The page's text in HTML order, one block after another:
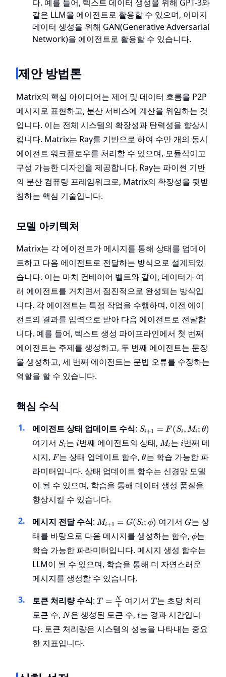
다. 예를 들어, 텍스트 데이터 생성을 위해 GPT-3와
같은 LLM을 에이전트로 활용할 수 있으며, 이미지
데이터 생성을 위해 GAN(Generative Adversarial
Network)을 에이전트로 활용할 수 있습니다.
제안 방법론
Matrix의 핵심 아이디어는 제어 및 데이터 흐름을 P2P
메시지로 표현하고, 분산 서비스에 계산을 위임하는 것
입니다. 이는 전체 시스템의 확장성과 탄력성을 향상시
킵니다. Matrix는 Ray를 기반으로 하여 수만 개의 동시
에이전트 워크플로우를 처리할 수 있으며, 모듈식이고
구성 가능한 디자인을 제공합니다. Ray는 파이썬 기반
의 분산 컴퓨팅 프레임워크로, Matrix의 확장성을 뒷받
침하는 핵심 기술입니다.
모델 아키텍처
Matrix는 각 에이전트가 메시지를 통해 상태를 업데이
트하고 다음 에이전트로 전달하는 방식으로 설계되었
습니다. 이는 마치 컨베이어 벨트와 같이, 데이터가 여
러 에이전트를 거치면서 점진적으로 완성되는 방식입
니다. 각 에이전트는 특정 작업을 수행하며, 이전 에이
전트의 결과를 입력으로 받아 다음 에이전트로 전달합
니다. 예를 들어, 텍스트 생성 파이프라인에서 첫 번째
에이전트는 주제를 생성하고, 두 번째 에이전트는 문장
을 생성하고, 세 번째 에이전트는 문법 오류를 수정하는
역할을 할 수 있습니다.
핵심 수식
에이전트 상태 업데이트 수식: S_{i+1}
= F(S_i,
M_i;
\theta)
Si+1 = F (Si , Mi; θ)
여기서 S_i
Si는 i
i번째 에이전트의 상태, M_i
Mi는 i
i번째 메
시지, F
F 는 상태 업데이트 함수,\theta
θ는 학습 가능한 파
라미터입니다. 상태 업데이트 함수는 신경망 모델
이 될 수 있으며, 학습을 통해 데이터 생성 품질을
향상시킬 수 있습니다.
메시지 전달 수식: M_{i+1}
= G(S_i;
\phi)
Mi+1 = G(Si; ϕ) 여기서 G
G는 상
태를 바탕으로 다음 메시지를 생성하는 함수, \phi
ϕ는
학습 가능한 파라미터입니다. 메시지 생성 함수는
LLM이 될 수 있으며, 학습을 통해 더 자연스러운
메시지를 생성할 수 있습니다.
토큰 처리량 수식: T =
\frac{N}
{t}
T = t
N 여기서 T
T 는 초당 처리
토큰 수, N
N 은 생성된 토큰 수, t
t는 경과 시간입니
다. 토큰 처리량은 시스템의 성능을 나타내는 중요
한 지표입니다.